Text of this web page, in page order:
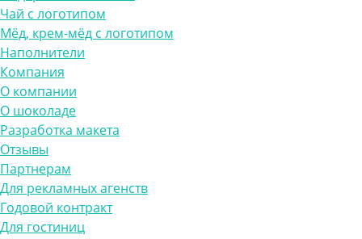
Чай с логотипом
Мёд, крем-мёд с логотипом
Наполнители
Компания
О компании
О шоколаде
Разработка макета
Отзывы
Партнерам
Для рекламных агенств
Годовой контракт
Для гостиниц